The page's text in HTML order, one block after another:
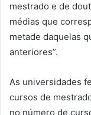
mestrado e de
médias que
metade daquelas
anteriores”.
As universidades
cursos de
no número de